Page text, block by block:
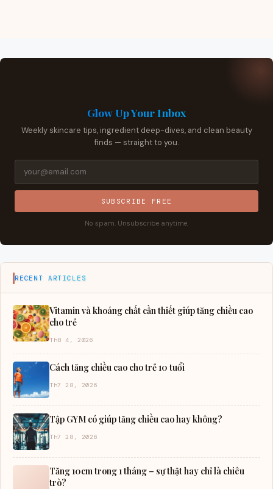
Glow Up Your Inbox
Weekly skincare tips, ingredient deep-dives, and clean beauty
finds — straight to you.
SUBSCRIBE FREE
No spam. Unsubscribe anytime.
RECENT ARTICLES
Vitamin và khoáng chất cần thiết giúp tăng chiều cao
cho trẻ
Th8 4, 2026
Cách tăng chiều cao cho trẻ 10 tuổi
Th7 28, 2026
Tập GYM có giúp tăng chiều cao hay không?
Th7 28, 2026
Tăng 10cm trong 1 tháng – sự thật hay chỉ là chiêu
trò?